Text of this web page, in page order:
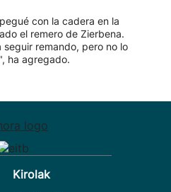
con la cadera en la
el remero de Zierbena.
remando, pero no lo
ha agregado.
Kirolak